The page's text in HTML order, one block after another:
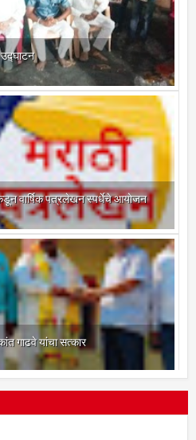
वार्षिक पत्रलेखन स्पर्धेचे आयोजन
गाढवे यांचा सत्कार